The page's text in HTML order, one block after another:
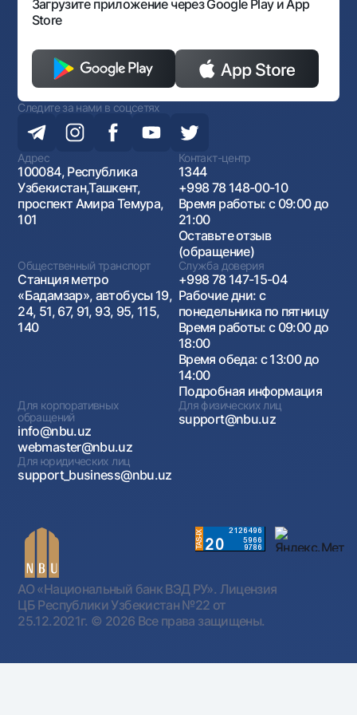
Загрузите приложение через Google Play и App
Store
Следите за нами в соцсетях
Адрес
100084, Республика
Узбекистан,Ташкент,
проспект Амира Темура,
101
Контакт-центр
1344
+998 78 148-00-10
Время работы: с 09:00 до
21:00
Оставьте отзыв
(обращение)
Общественный транспорт
Станция метро
«Бадамзар», автобусы 19,
24, 51, 67, 91, 93, 95, 115,
140
Служба доверия
+998 78 147-15-04
Рабочие дни: с
понедельника по пятницу
Время работы: с 09:00 до
18:00
Время обеда: с 13:00 до
14:00
Подробная информация
Для корпоративных
обращений
info@nbu.uz
webmaster@nbu.uz
Для физических лиц
support@nbu.uz
Для юридических лиц
support_business@nbu.uz
АО «Национальный банк ВЭД РУ». Лицензия
ЦБ Республики Узбекистан №22 от
25.12.2021г. © 2026 Все права защищены.